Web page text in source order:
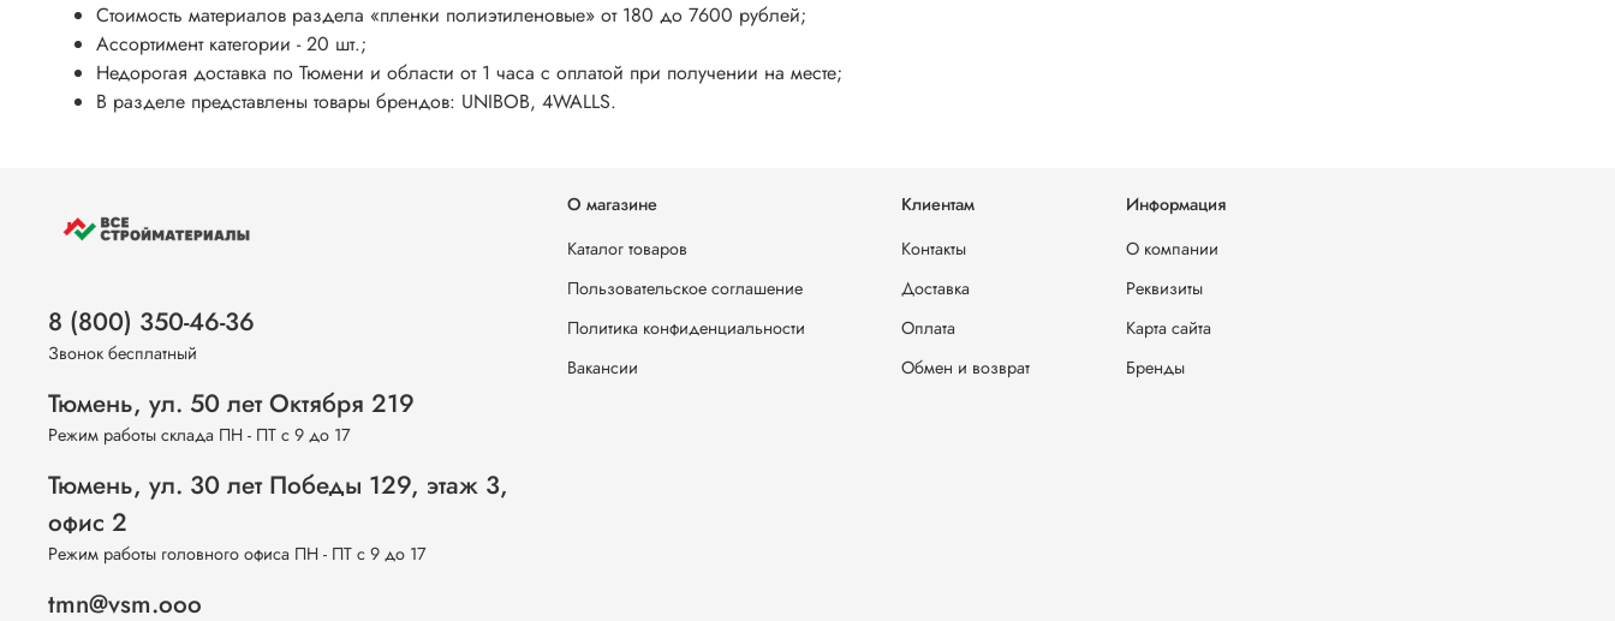
Стоимость материалов раздела «пленки полиэтиленовые» от 180 до 7600 рублей;
Ассортимент категории - 20 шт.;
Недорогая доставка по Тюмени и области от 1 часа с оплатой при получении на месте;
В разделе представлены товары брендов: UNIBOB, 4WALLS.
О магазине
Каталог товаров
Пользовательское соглашение
Политика конфиденциальности
Вакансии
Клиентам
Контакты
Доставка
Оплата
Обмен и возврат
Информация
О компании
Реквизиты
Карта сайта
Бренды
8 (800) 350-46-36
Звонок бесплатный
Тюмень, ул. 50 лет Октября 219
Режим работы склада ПН - ПТ с 9 до 17
Тюмень, ул. 30 лет Победы 129, этаж 3,
офис 2
Режим работы головного офиса ПН - ПТ с 9 до 17
tmn@vsm.ooo